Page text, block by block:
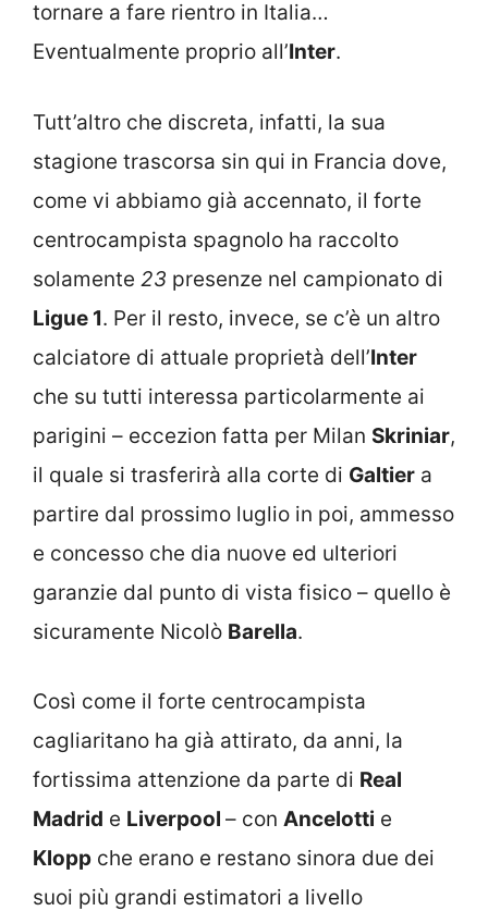
tornare a fare rientro in Italia…
Eventualmente proprio all’Inter.
Tutt’altro che discreta, infatti, la sua
stagione trascorsa sin qui in Francia dove,
come vi abbiamo già accennato, il forte
centrocampista spagnolo ha raccolto
solamente 23 presenze nel campionato di
Ligue 1. Per il resto, invece, se c’è un altro
calciatore di attuale proprietà dell’Inter
che su tutti interessa particolarmente ai
parigini – eccezion fatta per Milan Skriniar,
il quale si trasferirà alla corte di Galtier a
partire dal prossimo luglio in poi, ammesso
e concesso che dia nuove ed ulteriori
garanzie dal punto di vista fisico – quello è
sicuramente Nicolò Barella.
Così come il forte centrocampista
cagliaritano ha già attirato, da anni, la
fortissima attenzione da parte di Real
Madrid e Liverpool – con Ancelotti e
Klopp che erano e restano sinora due dei
suoi più grandi estimatori a livello